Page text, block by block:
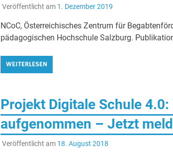
Veröffentlicht am 1. Dezember 2019
NCoC, Österreichisches Zentrum für
pädagogischen Hochschule Salzburg.
WEITERLESEN
Projekt Digitale Schule
aufgenommen – Jetzt
Veröffentlicht am 18. August 2018